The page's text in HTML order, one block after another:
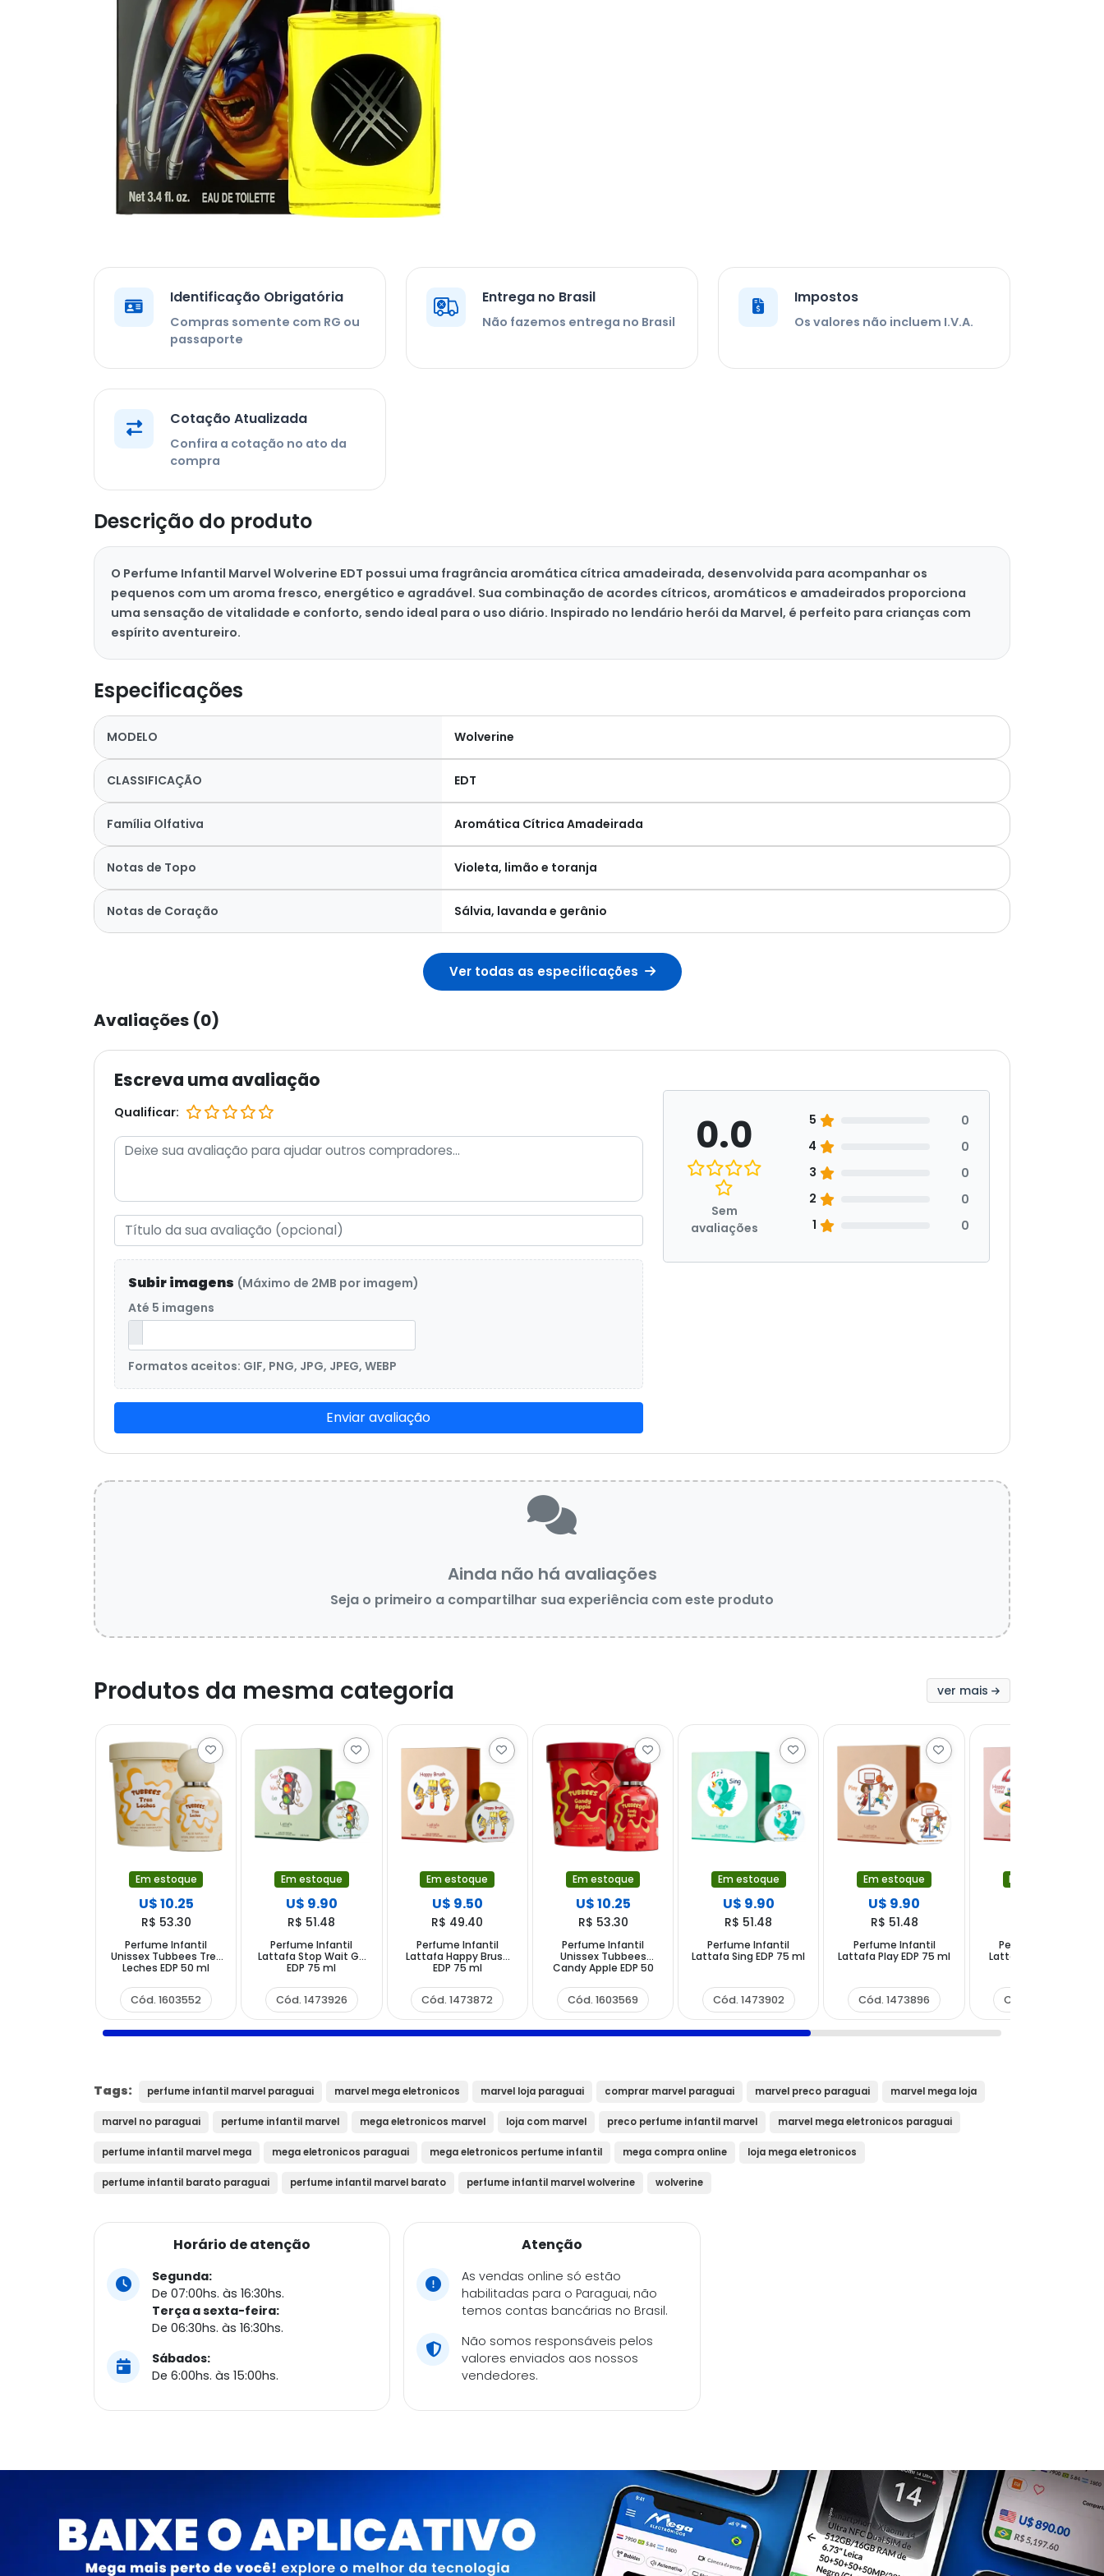
Identificação Obrigatória
Compras somente com RG ou
passaporte
Entrega no Brasil
Não fazemos entrega no Brasil
Impostos
Os valores não incluem I.V.A.
Cotação Atualizada
Confira a cotação no ato da
compra
Descrição do produto
O Perfume Infantil Marvel Wolverine EDT possui uma fragrância aromática cítrica amadeirada, desenvolvida para acompanhar os
pequenos com um aroma fresco, energético e agradável. Sua combinação de acordes cítricos, aromáticos e amadeirados proporciona
uma sensação de vitalidade e conforto, sendo ideal para o uso diário. Inspirado no lendário herói da Marvel, é perfeito para crianças com
espírito aventureiro.
Especificações
MODELO Wolverine
CLASSIFICAÇÃO EDT
Família Olfativa Aromática Cítrica Amadeirada
Notas de Topo Violeta, limão e toranja
Notas de Coração Sálvia, lavanda e gerânio
Ver todas as especificações
Avaliações (0)
Escreva uma avaliação
Qualificar:
Subir imagens (Máximo de 2MB por imagem)
Até 5 imagens
Formatos aceitos: GIF, PNG, JPG, JPEG, WEBP
Enviar avaliação
0.0
Sem
avaliações
5
0
4
0
3
0
2
0
1
0
Ainda não há avaliações
Seja o primeiro a compartilhar sua experiência com este produto
Produtos da mesma categoria ver mais
Em estoque
U$ 10.25
R$ 53.30
Perfume Infantil
Unissex Tubbees Tres
Leches EDP 50 ml
Cód. 1603552
Em estoque
U$ 9.90
R$ 51.48
Perfume Infantil
Lattafa Stop Wait Go
EDP 75 ml
Cód. 1473926
Em estoque
U$ 9.50
R$ 49.40
Perfume Infantil
Lattafa Happy Brush
EDP 75 ml
Cód. 1473872
Em estoque
U$ 10.25
R$ 53.30
Perfume Infantil
Unissex Tubbees
Candy Apple EDP 50
Cód. 1603569
Em estoque
U$ 9.90
R$ 51.48
Perfume Infantil
Lattafa Sing EDP 75 ml
Cód. 1473902
Em estoque
U$ 9.90
R$ 51.48
Perfume Infantil
Lattafa Play EDP 75 ml
Cód. 1473896
Em estoque
Perfume Infantil
Lattafa Happy Time
Cód. 1473889
Tags: perfume infantil marvel paraguai marvel mega eletronicos marvel loja paraguai comprar marvel paraguai marvel preco paraguai marvel mega loja
marvel no paraguai perfume infantil marvel mega eletronicos marvel loja com marvel preco perfume infantil marvel marvel mega eletronicos paraguai
perfume infantil marvel mega mega eletronicos paraguai mega eletronicos perfume infantil mega compra online loja mega eletronicos
perfume infantil barato paraguai perfume infantil marvel barato perfume infantil marvel wolverine wolverine
Horário de atenção
Segunda:
De 07:00hs. às 16:30hs.
Terça a sexta-feira:
De 06:30hs. às 16:30hs.
Sábados:
De 6:00hs. às 15:00hs.
Atenção
As vendas online só estão
habilitadas para o Paraguai, não
temos contas bancárias no Brasil.
Não somos responsáveis pelos
valores enviados aos nossos
vendedores.